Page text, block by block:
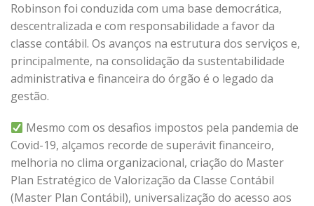
Robinson foi conduzida com uma base democrática,
descentralizada e com responsabilidade a favor da
classe contábil. Os avanços na estrutura dos serviços e,
principalmente, na consolidação da sustentabilidade
administrativa e financeira do órgão é o legado da
gestão.
Mesmo com os desafios impostos pela pandemia de
Covid-19, alçamos recorde de superávit financeiro,
melhoria no clima organizacional, criação do Master
Plan Estratégico de Valorização da Classe Contábil
(Master Plan Contábil), universalização do acesso aos